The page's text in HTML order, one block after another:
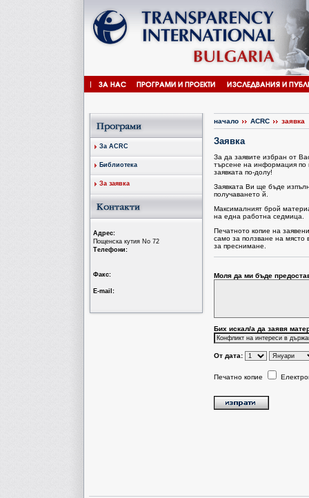
За ACRC
Библиотека
За заявка
Aдрес:
Пощенска кутия No 72
Tелефони:
Факс:
Е-mail:
начало ACRC заявка
Заявка
За да заявите избран от
търсене на информация по
заявката по-долу!
Заявката Ви ще бъде
получаването й.
Максималният брой
на една работна седмица.
Печатното копие на
само за ползване на място
за преснимане.
Моля да ми бъде
Бих искал/a да заявя
От дата:
Печатно копие